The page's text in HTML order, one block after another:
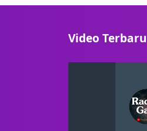
Video Terbaru